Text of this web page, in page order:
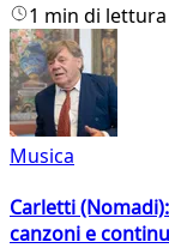
1 min di lettura
Musica
Carletti
canzoni e